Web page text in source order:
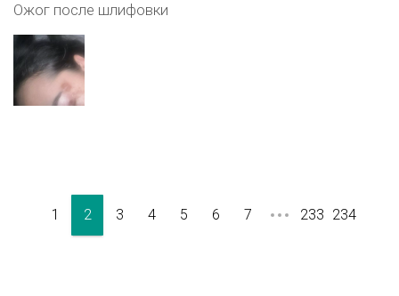
Ожог после шлифовки
1 2 3 4 5 6 7 233 234